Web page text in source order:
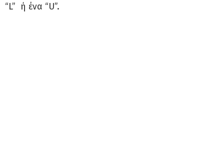
“L” ή ένα “U”.